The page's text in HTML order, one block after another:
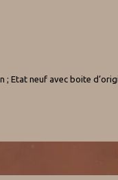
; Etat neuf avec boite